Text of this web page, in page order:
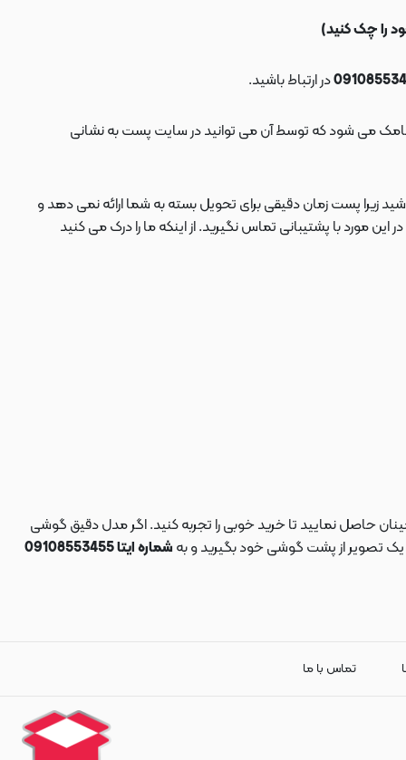
در ارتباط باشید.
زیرا پست زمان دقیقی برای تحویل بسته به شما ارائه نمی دهد و
با پشتیبانی تماس نگیرید. از اینکه ما را درک می کنید
حاصل نمایید تا خرید خوبی را تجربه کنید. اگر مدل دقیق گوشی
یک تصویر از پشت گوشی خود بگیرید و به شماره ایتا 09108553455
تماس با ما